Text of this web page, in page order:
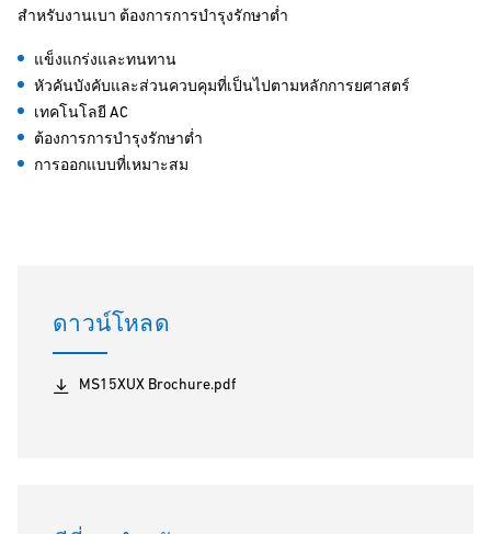
สำหรับงานเบา ต้องการการบำรุงรักษาต่ำ
แข็งแกร่งและทนทาน
หัวคันบังคับและส่วนควบคุมที่เป็นไปตามหลักการยศาสตร์
เทคโนโลยี AC
ต้องการการบำรุงรักษาต่ำ
การออกแบบที่เหมาะสม
ดาวน์โหลด
MS15XUX Brochure.pdf